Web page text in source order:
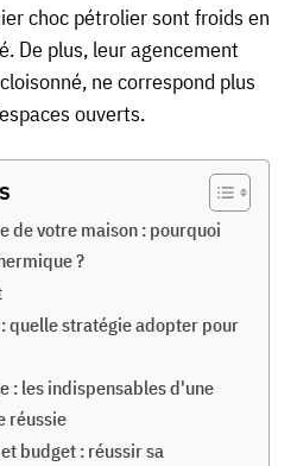
choc pétrolier sont froids en
De plus, leur agencement
ne correspond plus
ouverts.
de votre maison : pourquoi
?
quelle stratégie adopter pour
: les indispensables d'une
réussie
budget : réussir sa